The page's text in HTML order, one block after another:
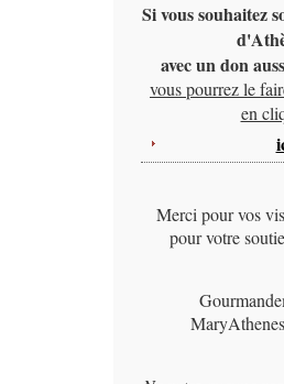
Si vous souhaitez
avec un don
vous pourrez le
en
Merci pour vos
pour votre